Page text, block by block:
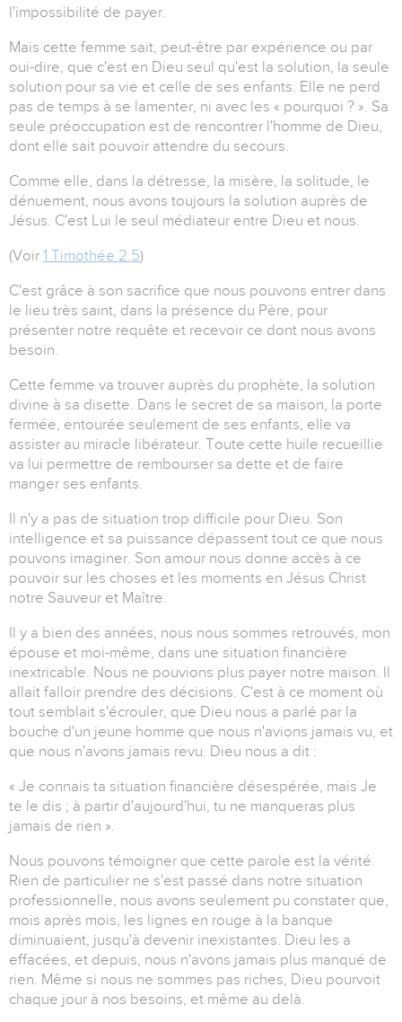
l'impossibilité de payer.
Mais cette femme sait, peut-être par expérience ou par
oui-dire, que c'est en Dieu seul qu'est la solution, la seule
solution pour sa vie et celle de ses enfants. Elle ne perd
pas de temps à se lamenter, ni avec les « pourquoi ? ». Sa
seule préoccupation est de rencontrer l'homme de Dieu,
dont elle sait pouvoir attendre du secours.
Comme elle, dans la détresse, la misère, la solitude, le
dénuement, nous avons toujours la solution auprès de
Jésus. C'est Lui le seul médiateur entre Dieu et nous.
(Voir 1 Timothée 2.5)
C'est grâce à son sacrifice que nous pouvons entrer dans
le lieu très saint, dans la présence du Père, pour
présenter notre requête et recevoir ce dont nous avons
besoin.
Cette femme va trouver auprès du prophète, la solution
divine à sa disette. Dans le secret de sa maison, la porte
fermée, entourée seulement de ses enfants, elle va
assister au miracle libérateur. Toute cette huile recueillie
va lui permettre de rembourser sa dette et de faire
manger ses enfants.
Il n'y a pas de situation trop difficile pour Dieu. Son
intelligence et sa puissance dépassent tout ce que nous
pouvons imaginer. Son amour nous donne accès à ce
pouvoir sur les choses et les moments en Jésus Christ
notre Sauveur et Maître.
Il y a bien des années, nous nous sommes retrouvés, mon
épouse et moi-même, dans une situation financière
inextricable. Nous ne pouvions plus payer notre maison. Il
allait falloir prendre des décisions. C'est à ce moment où
tout semblait s'écrouler, que Dieu nous a parlé par la
bouche d'un jeune homme que nous n'avions jamais vu, et
que nous n'avons jamais revu. Dieu nous a dit :
« Je connais ta situation financière désespérée, mais Je
te le dis ; à partir d'aujourd'hui, tu ne manqueras plus
jamais de rien ».
Nous pouvons témoigner que cette parole est la vérité.
Rien de particulier ne s'est passé dans notre situation
professionnelle, nous avons seulement pu constater que,
mois après mois, les lignes en rouge à la banque
diminuaient, jusqu'à devenir inexistantes. Dieu les a
effacées, et depuis, nous n'avons jamais plus manqué de
rien. Même si nous ne sommes pas riches, Dieu pourvoit
chaque jour à nos besoins, et même au delà.